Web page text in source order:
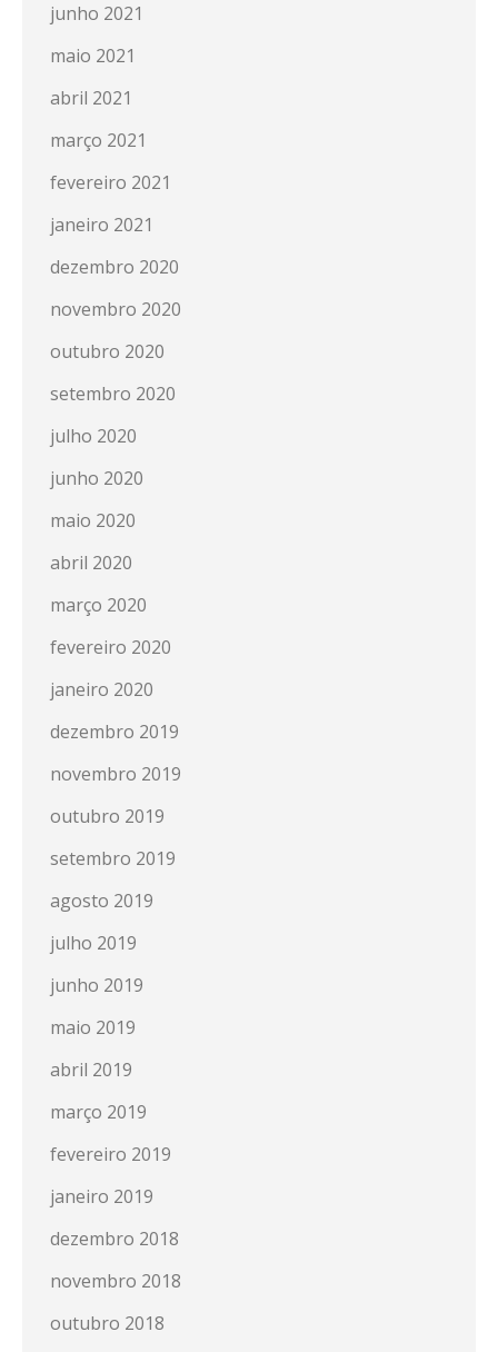
junho 2021
maio 2021
abril 2021
março 2021
fevereiro 2021
janeiro 2021
dezembro 2020
novembro 2020
outubro 2020
setembro 2020
julho 2020
junho 2020
maio 2020
abril 2020
março 2020
fevereiro 2020
janeiro 2020
dezembro 2019
novembro 2019
outubro 2019
setembro 2019
agosto 2019
julho 2019
junho 2019
maio 2019
abril 2019
março 2019
fevereiro 2019
janeiro 2019
dezembro 2018
novembro 2018
outubro 2018